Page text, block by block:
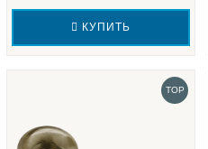
КУПИТЬ
TOP